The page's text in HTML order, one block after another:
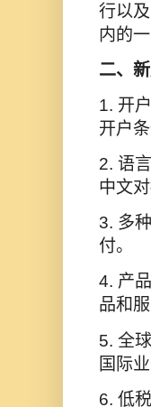
行以
内的
二、
1. 开
开户
2. 语
中文
3. 多
付。
4. 产
品和
5. 全
国际
6. 低